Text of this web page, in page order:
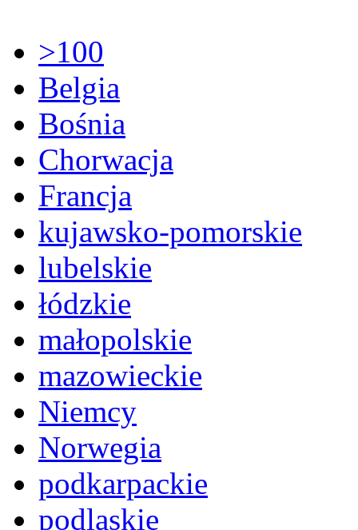
>100
Belgia
Bośnia
Chorwacja
Francja
kujawsko-pomorskie
lubelskie
łódzkie
małopolskie
mazowieckie
Niemcy
Norwegia
podkarpackie
podlaskie